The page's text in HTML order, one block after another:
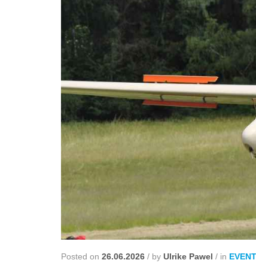
Posted on 26.06.2026 / by Ulrike Pawel / in EVENT